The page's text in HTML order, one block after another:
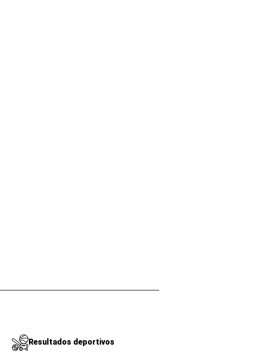
Resultados deportivos